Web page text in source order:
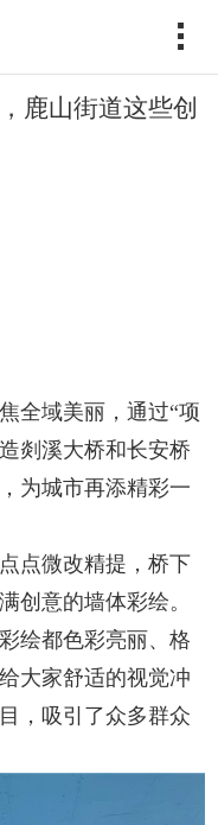
鹿山街道这些创
全域美丽，通过“项
剡溪大桥和长安桥
为城市再添精彩一
点微改精提，桥下
创意的墙体彩绘。
绘都色彩亮丽、格
大家舒适的视觉冲
，吸引了众多群众